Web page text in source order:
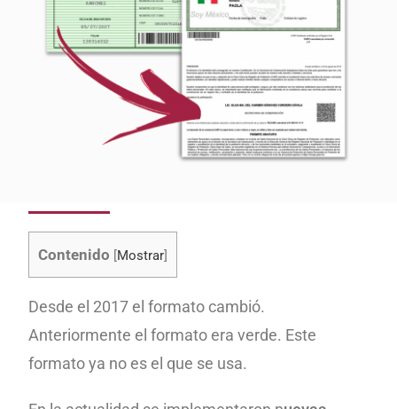
Contenido [Mostrar]
Desde el 2017 el formato cambió.
Anteriormente el formato era verde. Este
formato ya no es el que se usa.